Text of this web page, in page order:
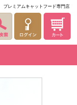
プレミアムキャットフード専門店